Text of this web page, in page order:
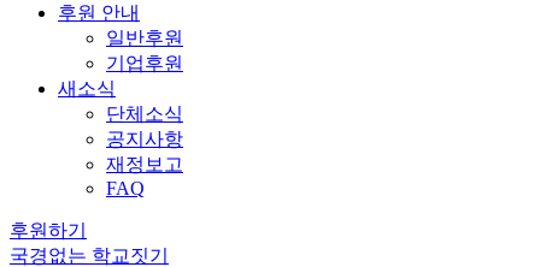
후원 안내
일반후원
기업후원
새소식
단체소식
공지사항
재정보고
FAQ
후원하기
국경없는 학교짓기